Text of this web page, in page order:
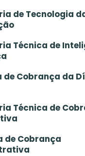
de Tecnologia
Técnica de
de Cobrança da
Técnica de
de Cobrança